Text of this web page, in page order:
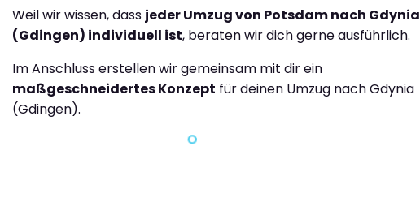
Weil wir wissen, dass jeder Umzug von Potsdam nach Gdynia
(Gdingen) individuell ist, beraten wir dich gerne ausführlich.
Im Anschluss erstellen wir gemeinsam mit dir ein
maßgeschneidertes Konzept für deinen Umzug nach Gdynia
(Gdingen).